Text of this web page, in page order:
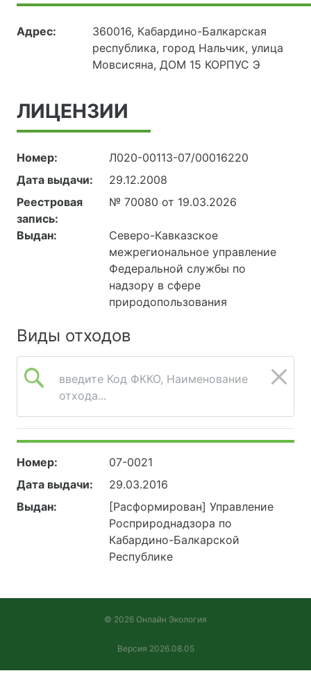
Адрес:
360016, Кабардино-Балкарская
республика, город Нальчик, улица
Мовсисяна, ДОМ 15 КОРПУС Э
ЛИЦЕНЗИИ
Номер:
Л020-00113-07/00016220
Дата выдачи:
29.12.2008
Реестровая
запись:
№ 70080 от 19.03.2026
Выдан:
Северо-Кавказское
межрегиональное управление
Федеральной службы по
надзору в сфере
природопользования
Виды отходов
введите Код ФККО, Наименование
отхода...
Номер:
07-0021
Дата выдачи:
29.03.2016
Выдан:
[Расформирован] Управление
Росприроднадзора по
Кабардино-Балкарской
Республике
© 2026 Онлайн Экология
Версия 2026.08.05